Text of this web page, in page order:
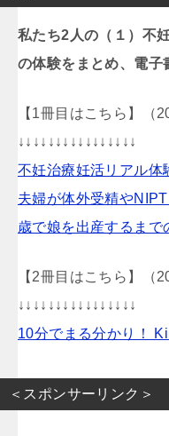
私たち2人の（１）不
の体験をまとめ、電子
【1冊目はこちら】（
↓↓↓↓↓↓↓↓↓↓↓↓↓↓↓↓
不妊治療妊活リアル体
夫婦が体外受精や
歳で娘を出産するまで
【2冊目はこちら】（
↓↓↓↓↓↓↓↓↓↓↓↓↓↓↓↓
10分でまる分かり！
＜スポンサーリンク＞